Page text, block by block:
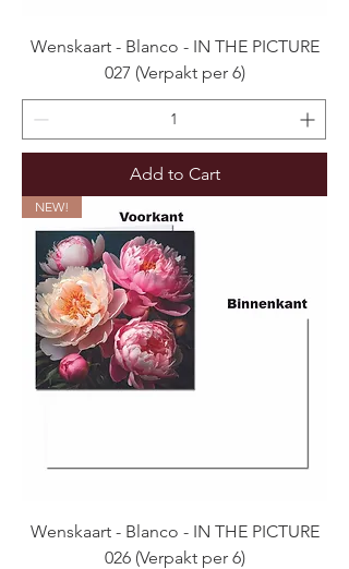
Wenskaart - Blanco - IN THE PICTURE
027 (Verpakt per 6)
Add to Cart
NEW!
Wenskaart - Blanco - IN THE PICTURE
026 (Verpakt per 6)